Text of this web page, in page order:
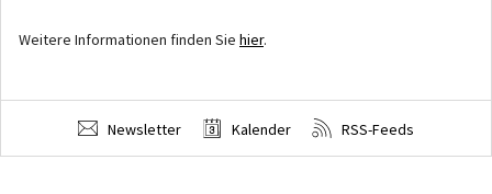
Weitere Informationen finden Sie hier.
Newsletter Kalender RSS-Feeds